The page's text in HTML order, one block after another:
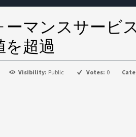
ーマンスサービ
を超過
Visibility: Public Votes: 0